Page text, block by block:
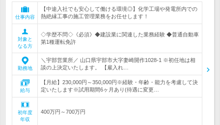
仕事内容
【中途入社でも安心して働ける環境◎】化学工場や発電所内での
熱絶縁工事の施工管理業務をお任せします！
対象と
なる方
◇学歴不問◇《必須》◆建設業に関連した業務経験 ◆普通自動車
第1種運転免許
勤務地
＼宇部営業所／ 山口県宇部市大字妻崎開作1028-1 ※初任地は相
談の上決定いたします。 【雇入れ…
給与
【月給】230,000円～350,000円※経験・年齢・能力を考慮して決
定いたします※試用期間6ヶ月あり(待遇に変更…
初年度
年収
400万円～700万円